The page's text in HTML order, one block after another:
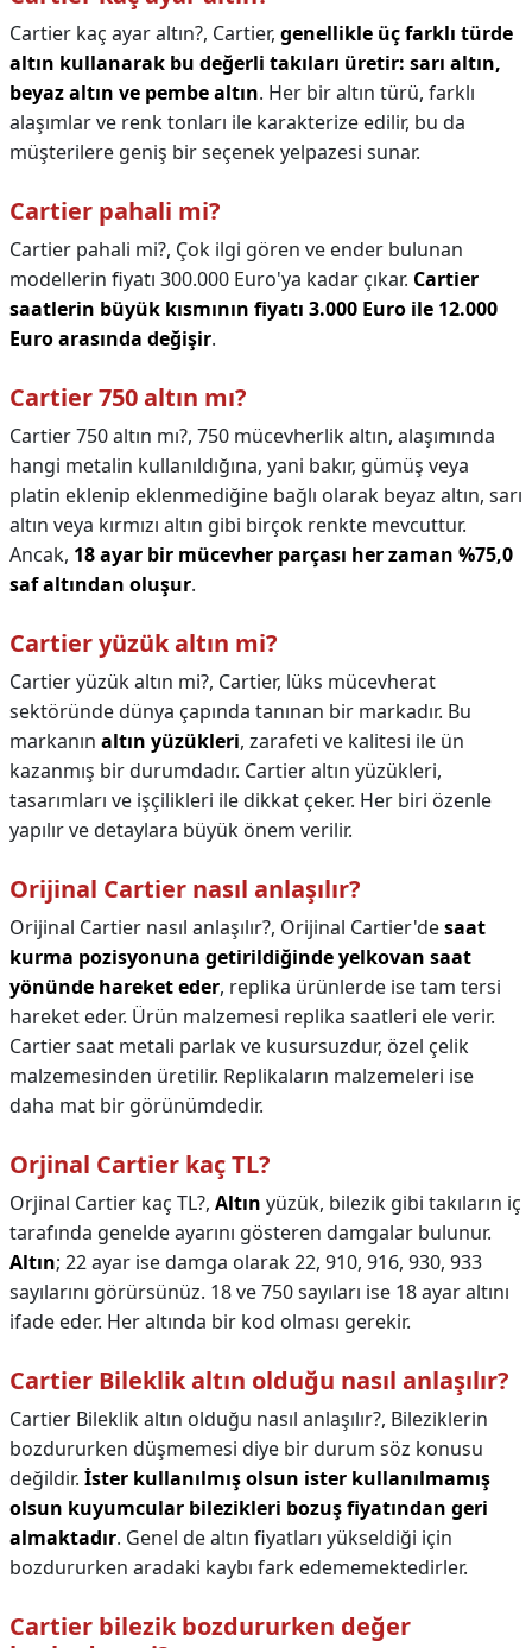
Cartier kaç ayar altın?, Cartier, genellikle üç farklı türde
altın kullanarak bu değerli takıları üretir: sarı altın,
beyaz altın ve pembe altın. Her bir altın türü, farklı
alaşımlar ve renk tonları ile karakterize edilir, bu da
müşterilere geniş bir seçenek yelpazesi sunar.
Cartier pahali mi?
Cartier pahali mi?, Çok ilgi gören ve ender bulunan
modellerin fiyatı 300.000 Euro'ya kadar çıkar. Cartier
saatlerin büyük kısmının fiyatı 3.000 Euro ile 12.000
Euro arasında değişir.
Cartier 750 altın mı?
Cartier 750 altın mı?, 750 mücevherlik altın, alaşımında
hangi metalin kullanıldığına, yani bakır, gümüş veya
platin eklenip eklenmediğine bağlı olarak beyaz altın, sarı
altın veya kırmızı altın gibi birçok renkte mevcuttur.
Ancak, 18 ayar bir mücevher parçası her zaman %75,0
saf altından oluşur.
Cartier yüzük altın mi?
Cartier yüzük altın mi?, Cartier, lüks mücevherat
sektöründe dünya çapında tanınan bir markadır. Bu
markanın altın yüzükleri, zarafeti ve kalitesi ile ün
kazanmış bir durumdadır. Cartier altın yüzükleri,
tasarımları ve işçilikleri ile dikkat çeker. Her biri özenle
yapılır ve detaylara büyük önem verilir.
Orijinal Cartier nasıl anlaşılır?
Orijinal Cartier nasıl anlaşılır?, Orijinal Cartier'desaat
kurma pozisyonuna getirildiğinde yelkovan saat
yönünde hareket eder, replika ürünlerde ise tam tersi
hareket eder. Ürün malzemesi replika saatleri ele verir.
Cartier saat metali parlak ve kusursuzdur, özel çelik
malzemesinden üretilir. Replikaların malzemeleri ise
daha mat bir görünümdedir.
Orjinal Cartier kaç TL?
Orjinal Cartier kaç TL?, Altın yüzük, bilezik gibi takıların iç
tarafında genelde ayarını gösteren damgalar bulunur.
Altın; 22 ayar ise damga olarak 22, 910, 916, 930, 933
sayılarını görürsünüz. 18 ve 750 sayıları ise 18 ayar altını
ifade eder. Her altında bir kod olması gerekir.
Cartier Bileklik altın olduğu nasıl anlaşılır?
Cartier Bileklik altın olduğu nasıl anlaşılır?, Bileziklerin
bozdururken düşmemesi diye bir durum söz konusu
değildir. İster kullanılmış olsun ister kullanılmamış
olsun kuyumcular bilezikleri bozuş fiyatından geri
almaktadır. Genel de altın fiyatları yükseldiği için
bozdururken aradaki kaybı fark edememektedirler.
Cartier bilezik bozdururken değer